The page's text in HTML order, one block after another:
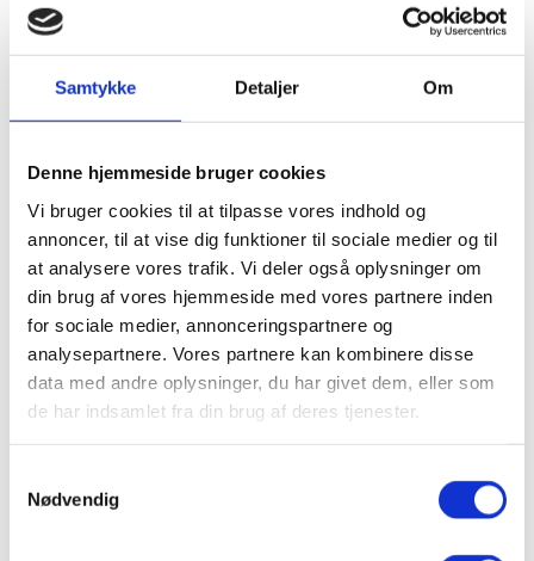
Samtykke Detaljer Om
Denne hjemmeside bruger cookies
Vi bruger cookies til at tilpasse vores indhold og
annoncer, til at vise dig funktioner til sociale medier og til
at analysere vores trafik. Vi deler også oplysninger om
din brug af vores hjemmeside med vores partnere inden
for sociale medier, annonceringspartnere og
analysepartnere. Vores partnere kan kombinere disse
data med andre oplysninger, du har givet dem, eller som
de har indsamlet fra din brug af deres tjenester.
Nødvendig
Book et uforpligtende møde
Demotiverede medarbejdere kan koste virksomheden dyrt, så
hvordan får vi lige gang i ildsjælene (igen)!?
Trives dine medarbejdere?
Vil du kende styrken på virksomhedens værdier hos dine
medarbejdere og deres trivsel, har E-SENSE udviklet det
unikke måleredskab WhiteSpace®, som kan give dig svaret!